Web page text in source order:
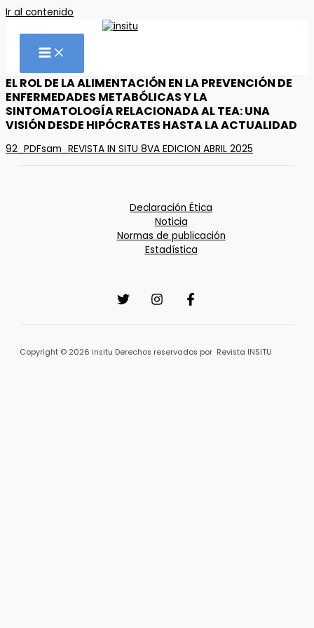
Ir al contenido
EL ROL DE LA ALIMENTACIÓN EN LA PREVENCIÓN DE
ENFERMEDADES METABÓLICAS Y LA
SINTOMATOLOGÍA RELACIONADA AL TEA: UNA
VISIÓN DESDE HIPÓCRATES HASTA LA ACTUALIDAD
92_PDFsam_REVISTA IN SITU 8VA EDICION ABRIL 2025
Declaración Ética
Noticia
Normas de publicación
Estadística
Copyright © 2026 insitu Derechos reservados por Revista INSITU